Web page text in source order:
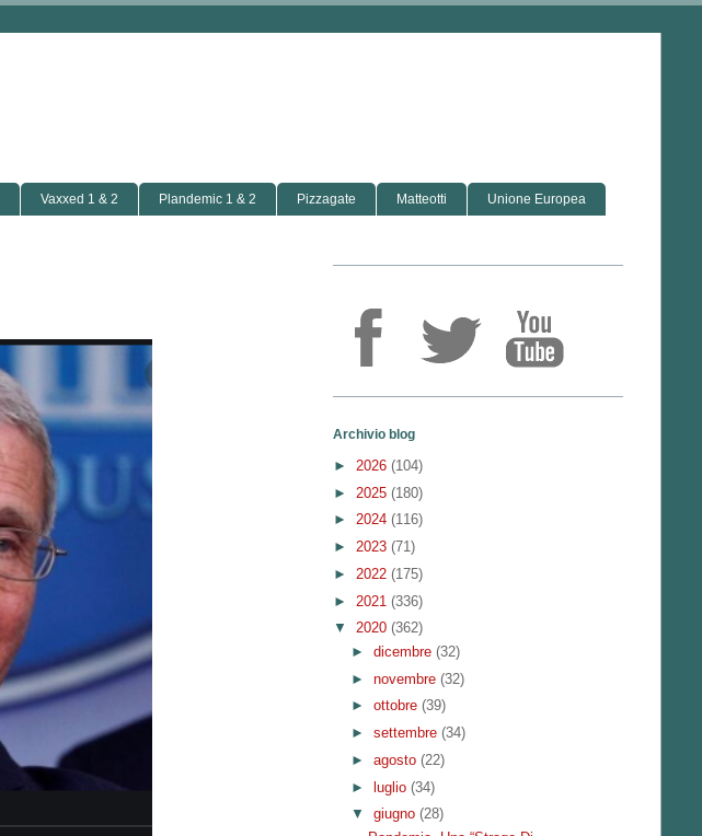
Vaxxed 1 & 2 Plandemic 1 & 2 Pizzagate Matteotti Unione Europea
Archivio blog
► 2026 (104)
► 2025 (180)
► 2024 (116)
► 2023 (71)
► 2022 (175)
► 2021 (336)
▼ 2020 (362)
► dicembre (32)
► novembre (32)
► ottobre (39)
► settembre (34)
► agosto (22)
► luglio (34)
▼ giugno (28)